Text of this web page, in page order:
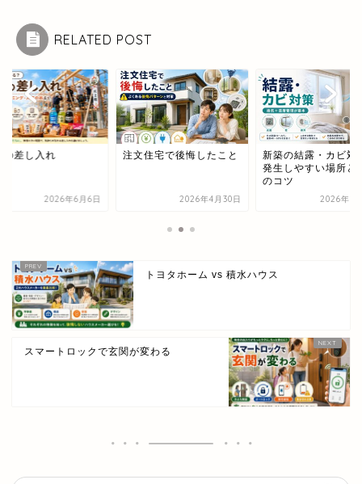
RELATED POST
の差し入れ
2026年6月6日
注文住宅で後悔したこと
2026年4月30日
新築の結露・カビ対
発生しやすい場所と
のコツ
2026年6
トヨタホーム vs 積水ハウス
スマートロックで玄関が変わる